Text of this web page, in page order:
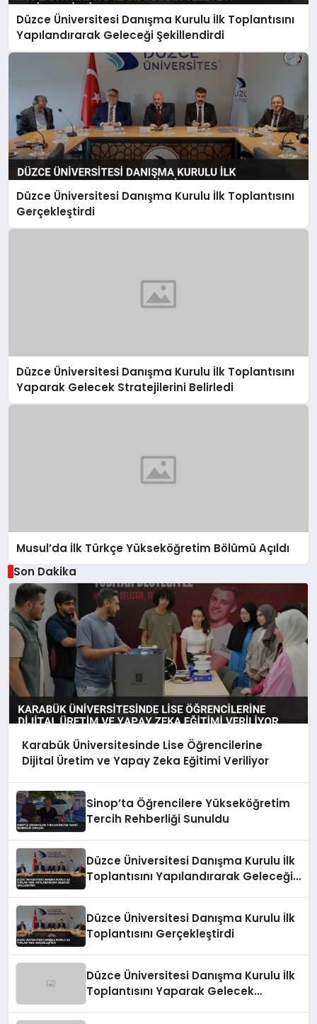
Düzce Üniversitesi Danışma Kurulu İlk Toplantısını
Yapılandırarak Geleceği Şekillendirdi
Düzce Üniversitesi Danışma Kurulu İlk Toplantısını
Gerçekleştirdi
Düzce Üniversitesi Danışma Kurulu İlk Toplantısını
Yaparak Gelecek Stratejilerini Belirledi
Musul’da İlk Türkçe Yükseköğretim Bölümü Açıldı
Son Dakika
Karabük Üniversitesinde Lise Öğrencilerine
Dijital Üretim ve Yapay Zeka Eğitimi Veriliyor
Sinop’ta Öğrencilere Yükseköğretim
Tercih Rehberliği Sunuldu
Düzce Üniversitesi Danışma Kurulu İlk
Toplantısını Yapılandırarak Geleceği
Düzce Üniversitesi Danışma Kurulu İlk
Toplantısını Gerçekleştirdi
Düzce Üniversitesi Danışma Kurulu İlk
Toplantısını Yaparak Gelecek